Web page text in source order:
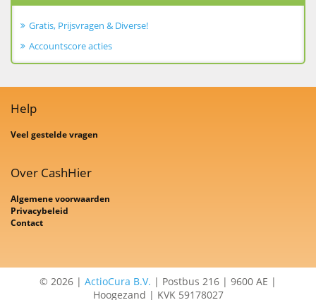
Gratis, Prijsvragen & Diverse!
Accountscore acties
Help
Veel gestelde vragen
Over CashHier
Algemene voorwaarden
Privacybeleid
Contact
© 2026 | ActioCura B.V. | Postbus 216 | 9600 AE |
Hoogezand | KVK 59178027